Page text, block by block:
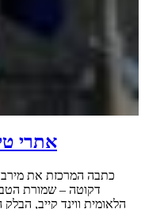
אתרי
כתבה המרכזת את מירב
דקוטה – שמורת
הלאומית ווינד קייב,